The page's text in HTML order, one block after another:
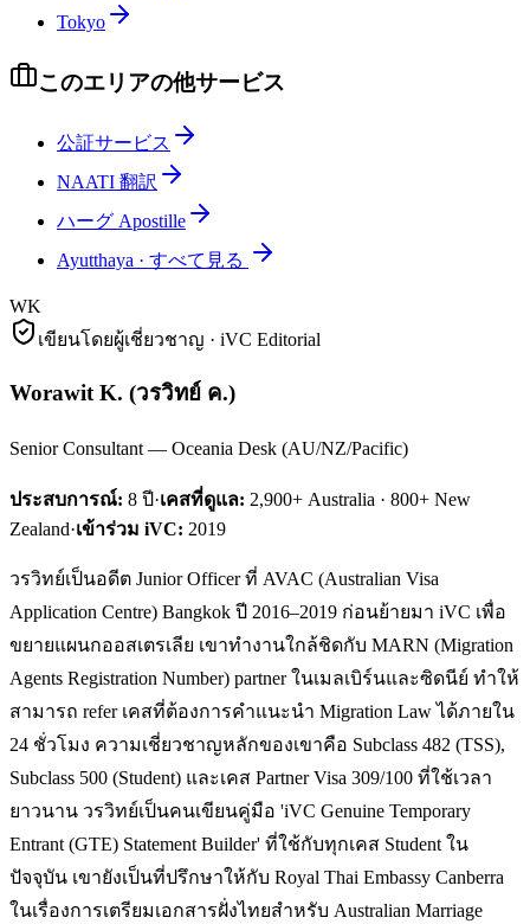
Tokyo
このエリアの他サービス
公証サービス
NAATI 翻訳
ハーグ Apostille
Ayutthaya · すべて見る
WK
เขียนโดยผู้เชี่ยวชาญ · iVC Editorial
Worawit K. (วรวิทย์ ค.)
Senior Consultant — Oceania Desk (AU/NZ/Pacific)
ประสบการณ์: 8 ปี·เคสที่ดูแล: 2,900+ Australia · 800+ New
Zealand·เข้าร่วม iVC: 2019
วรวิทย์เป็นอดีต Junior Officer ที่ AVAC (Australian Visa
Application Centre) Bangkok ปี 2016–2019 ก่อนย้ายมา iVC เพื่อ
ขยายแผนกออสเตรเลีย เขาทำงานใกล้ชิดกับ MARN (Migration
Agents Registration Number) partner ในเมลเบิร์นและซิดนีย์ ทำให้
สามารถ refer เคสที่ต้องการคำแนะนำ Migration Law ได้ภายใน
24 ชั่วโมง ความเชี่ยวชาญหลักของเขาคือ Subclass 482 (TSS),
Subclass 500 (Student) และเคส Partner Visa 309/100 ที่ใช้เวลา
ยาวนาน วรวิทย์เป็นคนเขียนคู่มือ 'iVC Genuine Temporary
Entrant (GTE) Statement Builder' ที่ใช้กับทุกเคส Student ใน
ปัจจุบัน เขายังเป็นที่ปรึกษาให้กับ Royal Thai Embassy Canberra
ในเรื่องการเตรียมเอกสารฝั่งไทยสำหรับ Australian Marriage